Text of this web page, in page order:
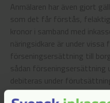
Anmälaren har även gjort
som det får förstås,
kronor i samband med
näringsidkare är under
förseningsersättning till
sådan förseningsersättning
debiteras under
förfallodagen.